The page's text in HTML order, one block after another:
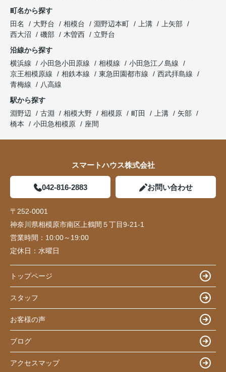
町名から探す
田名
大野台 相模台 淵野辺本町 上溝
上矢部
西大沼
磯部 木曽西
立野台
沿線から探す
横浜線
小田急小田原線 相模線
小田急江ノ島線
京王相模原線
相鉄本線 東急田園都市線
西武拝島線
青梅線
八高線
駅から探す
淵野辺
古淵 相模大野 相模原 町田 上溝
矢部
橋本
小田急相模原 座間
スマートハウス株式会社
042-816-2883 お問い合わせ
〒252-0001
神奈川県相模原市南区上鶴間５丁目9-21-1
営業時間： 10:00～19:00
定休日： 水曜日
トップページ
スタッフ
お客様の声
ブログ
アクセスマップ